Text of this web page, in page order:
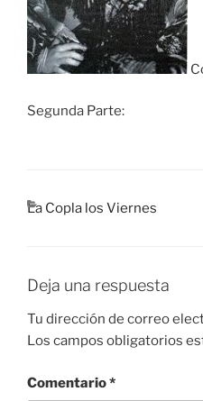
Segunda Parte:
CATEGORÍAS
La Copla los Viernes
Deja una respuesta
Tu dirección de correo
Los campos obligatorios
Comentario*